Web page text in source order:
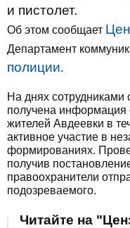
и пистолет.
Об этом сообщает
Департамент
полиции.
На днях сотрудниками
получена информация
жителей Авдеевки в
активное участие в
формированиях.
получив
правоохранители
подозреваемого.
Читайте на